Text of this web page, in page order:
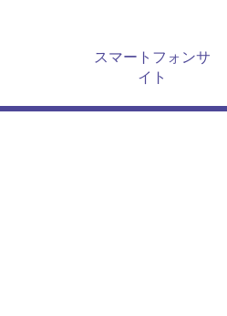
スマートフォンサ
イト